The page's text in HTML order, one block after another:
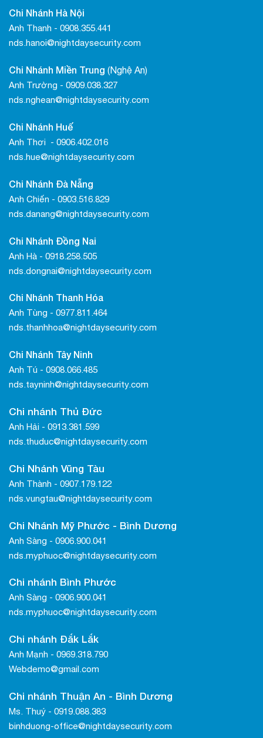
Chi Nhánh Hà Nội
Anh Thanh - 0908.355.441
nds.hanoi@nightdaysecurity.com
Chi Nhánh Miền Trung (Nghệ An)
Anh Trường - 0909.038.327
nds.nghean@nightdaysecurity.com
Chi Nhánh Huế
Anh Thơi - 0906.402.016
nds.hue@nightdaysecurity.com
Chi Nhánh Đà Nẵng
Anh Chiến - 0903.516.829
nds.danang@nightdaysecurity.com
Chi Nhánh Đồng Nai
Anh Hà - 0918.258.505
nds.dongnai@nightdaysecurity.com
Chi Nhánh Thanh Hóa
Anh Tùng - 0977.811.464
nds.thanhhoa@nightdaysecurity.com
Chi Nhánh Tây Ninh
Anh Tú - 0908.066.485
nds.tayninh@nightdaysecurity.com
Chi nhánh Thủ Đức
Anh Hải - 0913.381.599
nds.thuduc@nightdaysecurity.com
Chi Nhánh Vũng Tàu
Anh Thành - 0907.179.122
nds.vungtau@nightdaysecurity.com
Chi Nhánh Mỹ Phước - Bình Dương
Anh Sàng - 0906.900.041
nds.myphuoc@nightdaysecurity.com
Chi nhánh Bình Phước
Anh Sàng - 0906.900.041
nds.myphuoc@nightdaysecurity.com
Chi nhánh Đắk Lắk
Anh Mạnh - 0969.318.790
Webdemo@gmail.com
Chi nhánh Thuận An - Bình Dương
Ms. Thuý - 0919.088.383
binhduong-office@nightdaysecurity.com